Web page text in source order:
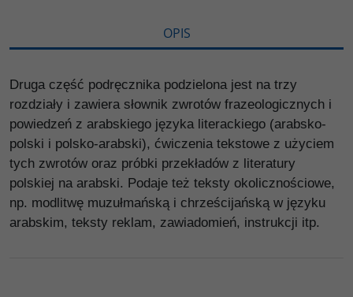
OPIS
Druga część podręcznika podzielona jest na trzy
rozdziały i zawiera słownik zwrotów frazeologicznych i
powiedzeń z arabskiego języka literackiego (arabsko-
polski i polsko-arabski), ćwiczenia tekstowe z użyciem
tych zwrotów oraz próbki przekładów z literatury
polskiej na arabski. Podaje też teksty okolicznościowe,
np. modlitwę muzułmańską i chrześcijańską w języku
arabskim, teksty reklam, zawiadomień, instrukcji itp.